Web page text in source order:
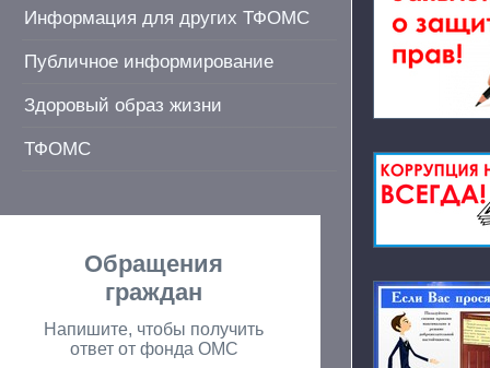
Информация для других ТФОМС
Публичное информирование
Здоровый образ жизни
ТФОМС
Обращения
граждан
Напишите, чтобы получить
ответ от фонда ОМС